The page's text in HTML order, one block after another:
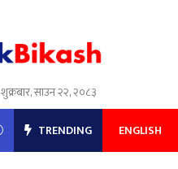
शुक्रबार, साउन २२, २०८३
TRENDING ENGLISH